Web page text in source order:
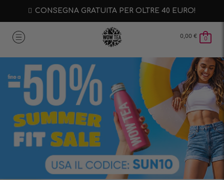
CONSEGNA GRATUITA PER OLTRE 40 EURO!
0,00 € 0